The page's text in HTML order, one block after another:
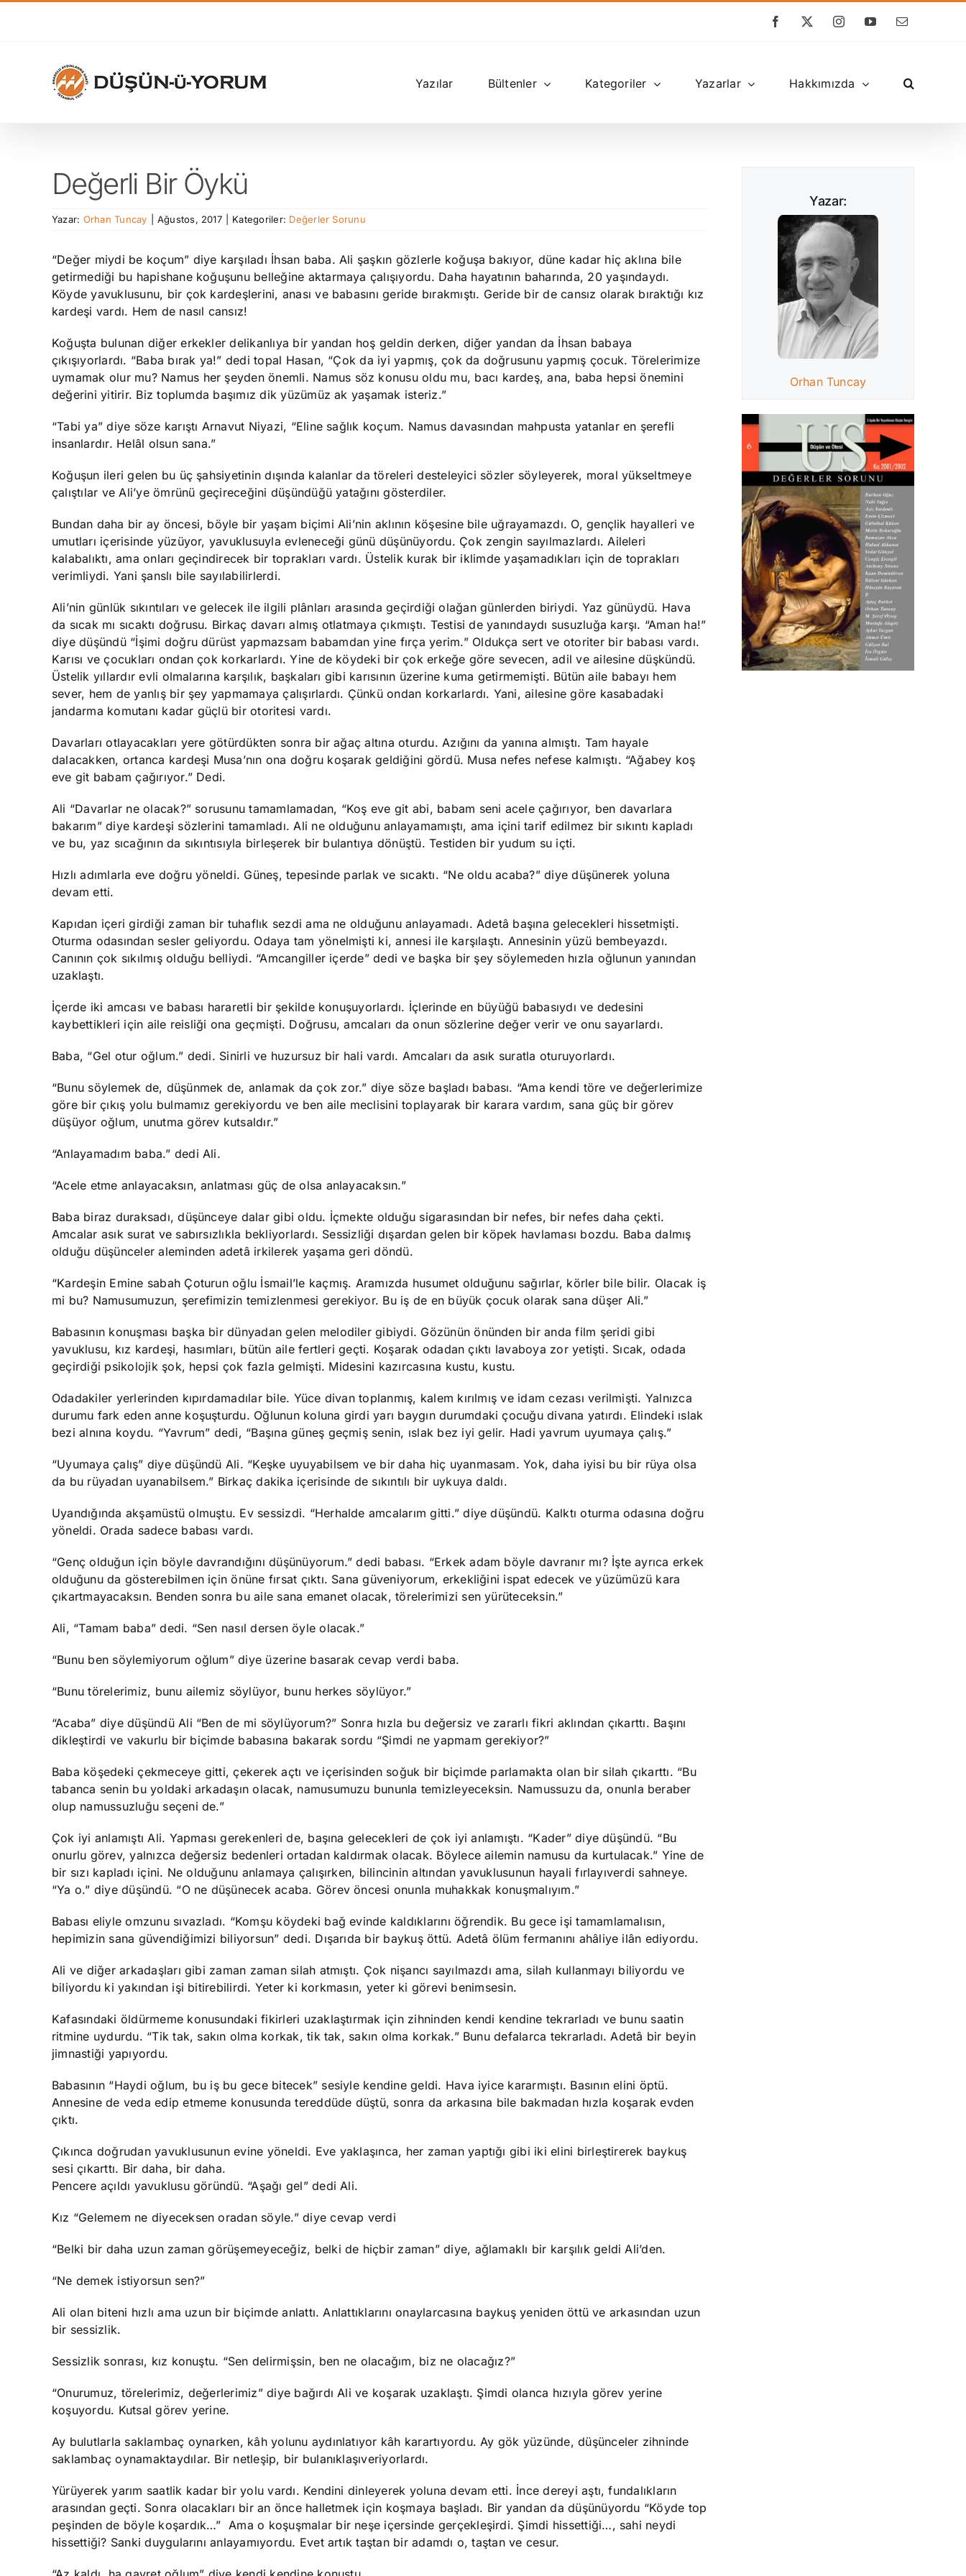
Facebook
X InstagramYouTube
E-
Yazılar Bültenler Kategoriler Yazarlar Hakkımızda
Değerli Bir Öykü
Yazar: Orhan Tuncay Ağustos, 2017 Kategoriler: Değerler Sorunu
“Değer miydi be koçum” diye karşıladı İhsan baba. Ali şaşkın gözlerle koğuşa bakıyor, düne kadar hiç aklına bile
getirmediği bu hapishane koğuşunu belleğine aktarmaya çalışıyordu. Daha hayatının baharında, 20 yaşındaydı.
Köyde yavuklusunu, bir çok kardeşlerini, anası ve babasını geride bırakmıştı. Geride bir de cansız olarak bıraktığı kız
kardeşi vardı. Hem de nasıl cansız!
Koğuşta bulunan diğer erkekler delikanlıya bir yandan hoş geldin derken, diğer yandan da İhsan babaya
çıkışıyorlardı. “Baba bırak ya!” dedi topal Hasan, “Çok da iyi yapmış, çok da doğrusunu yapmış çocuk. Törelerimize
uymamak olur mu? Namus her şeyden önemli. Namus söz konusu oldu mu, bacı kardeş, ana, baba hepsi önemini
değerini yitirir. Biz toplumda başımız dik yüzümüz ak yaşamak isteriz.”
“Tabi ya” diye söze karıştı Arnavut Niyazi, “Eline sağlık koçum. Namus davasından mahpusta yatanlar en şerefli
insanlardır. Helâl olsun sana.”
Koğuşun ileri gelen bu üç şahsiyetinin dışında kalanlar da töreleri desteleyici sözler söyleyerek, moral yükseltmeye
çalıştılar ve Ali’ye ömrünü geçireceğini düşündüğü yatağını gösterdiler.
Bundan daha bir ay öncesi, böyle bir yaşam biçimi Ali’nin aklının köşesine bile uğrayamazdı. O, gençlik hayalleri ve
umutları içerisinde yüzüyor, yavuklusuyla evleneceği günü düşünüyordu. Çok zengin sayılmazlardı. Aileleri
kalabalıktı, ama onları geçindirecek bir toprakları vardı. Üstelik kurak bir iklimde yaşamadıkları için de toprakları
verimliydi. Yani şanslı bile sayılabilirlerdi.
Ali’nin günlük sıkıntıları ve gelecek ile ilgili plânları arasında geçirdiği olağan günlerden biriydi. Yaz günüydü. Hava
da sıcak mı sıcaktı doğrusu. Birkaç davarı almış otlatmaya çıkmıştı. Testisi de yanındaydı susuzluğa karşı. “Aman ha!”
diye düşündü “İşimi doğru dürüst yapmazsam babamdan yine fırça yerim.” Oldukça sert ve otoriter bir babası vardı.
Karısı ve çocukları ondan çok korkarlardı. Yine de köydeki bir çok erkeğe göre sevecen, adil ve ailesine düşkündü.
Üstelik yıllardır evli olmalarına karşılık, başkaları gibi karısının üzerine kuma getirmemişti. Bütün aile babayı hem
sever, hem de yanlış bir şey yapmamaya çalışırlardı. Çünkü ondan korkarlardı. Yani, ailesine göre kasabadaki
jandarma komutanı kadar güçlü bir otoritesi vardı.
Davarları otlayacakları yere götürdükten sonra bir ağaç altına oturdu. Azığını da yanına almıştı. Tam hayale
dalacakken, ortanca kardeşi Musa’nın ona doğru koşarak geldiğini gördü. Musa nefes nefese kalmıştı. “Ağabey koş
eve git babam çağırıyor.” Dedi.
Ali “Davarlar ne olacak?” sorusunu tamamlamadan, “Koş eve git abi, babam seni acele çağırıyor, ben davarlara
bakarım” diye kardeşi sözlerini tamamladı. Ali ne olduğunu anlayamamıştı, ama içini tarif edilmez bir sıkıntı kapladı
ve bu, yaz sıcağının da sıkıntısıyla birleşerek bir bulantıya dönüştü. Testiden bir yudum su içti.
Hızlı adımlarla eve doğru yöneldi. Güneş, tepesinde parlak ve sıcaktı. “Ne oldu acaba?” diye düşünerek yoluna
devam etti.
Kapıdan içeri girdiği zaman bir tuhaflık sezdi ama ne olduğunu anlayamadı. Adetâ başına gelecekleri hissetmişti.
Oturma odasından sesler geliyordu. Odaya tam yönelmişti ki, annesi ile karşılaştı. Annesinin yüzü bembeyazdı.
Canının çok sıkılmış olduğu belliydi. “Amcangiller içerde” dedi ve başka bir şey söylemeden hızla oğlunun yanından
uzaklaştı.
İçerde iki amcası ve babası hararetli bir şekilde konuşuyorlardı. İçlerinde en büyüğü babasıydı ve dedesini
kaybettikleri için aile reisliği ona geçmişti. Doğrusu, amcaları da onun sözlerine değer verir ve onu sayarlardı.
Baba, “Gel otur oğlum.” dedi. Sinirli ve huzursuz bir hali vardı. Amcaları da asık suratla oturuyorlardı.
“Bunu söylemek de, düşünmek de, anlamak da çok zor.” diye söze başladı babası. “Ama kendi töre ve değerlerimize
göre bir çıkış yolu bulmamız gerekiyordu ve ben aile meclisini toplayarak bir karara vardım, sana güç bir görev
düşüyor oğlum, unutma görev kutsaldır.”
“Anlayamadım baba.” dedi Ali.
“Acele etme anlayacaksın, anlatması güç de olsa anlayacaksın.”
Baba biraz duraksadı, düşünceye dalar gibi oldu. İçmekte olduğu sigarasından bir nefes, bir nefes daha çekti.
Amcalar asık surat ve sabırsızlıkla bekliyorlardı. Sessizliği dışardan gelen bir köpek havlaması bozdu. Baba dalmış
olduğu düşünceler aleminden adetâ irkilerek yaşama geri döndü.
“Kardeşin Emine sabah Çoturun oğlu İsmail’le kaçmış. Aramızda husumet olduğunu sağırlar, körler bile bilir. Olacak iş
mi bu? Namusumuzun, şerefimizin temizlenmesi gerekiyor. Bu iş de en büyük çocuk olarak sana düşer Ali.”
Babasının konuşması başka bir dünyadan gelen melodiler gibiydi. Gözünün önünden bir anda film şeridi gibi
yavuklusu, kız kardeşi, hasımları, bütün aile fertleri geçti. Koşarak odadan çıktı lavaboya zor yetişti. Sıcak, odada
geçirdiği psikolojik şok, hepsi çok fazla gelmişti. Midesini kazırcasına kustu, kustu.
Odadakiler yerlerinden kıpırdamadılar bile. Yüce divan toplanmış, kalem kırılmış ve idam cezası verilmişti. Yalnızca
durumu fark eden anne koşuşturdu. Oğlunun koluna girdi yarı baygın durumdaki çocuğu divana yatırdı. Elindeki ıslak
bezi alnına koydu. “Yavrum” dedi, “Başına güneş geçmiş senin, ıslak bez iyi gelir. Hadi yavrum uyumaya çalış.”
“Uyumaya çalış” diye düşündü Ali. “Keşke uyuyabilsem ve bir daha hiç uyanmasam. Yok, daha iyisi bu bir rüya olsa
da bu rüyadan uyanabilsem.” Birkaç dakika içerisinde de sıkıntılı bir uykuya daldı.
Uyandığında akşamüstü olmuştu. Ev sessizdi. “Herhalde amcalarım gitti.” diye düşündü. Kalktı oturma odasına doğru
yöneldi. Orada sadece babası vardı.
“Genç olduğun için böyle davrandığını düşünüyorum.” dedi babası. “Erkek adam böyle davranır mı? İşte ayrıca erkek
olduğunu da gösterebilmen için önüne fırsat çıktı. Sana güveniyorum, erkekliğini ispat edecek ve yüzümüzü kara
çıkartmayacaksın. Benden sonra bu aile sana emanet olacak, törelerimizi sen yürüteceksin.”
Ali, “Tamam baba” dedi. “Sen nasıl dersen öyle olacak.”
“Bunu ben söylemiyorum oğlum” diye üzerine basarak cevap verdi baba.
“Bunu törelerimiz, bunu ailemiz söylüyor, bunu herkes söylüyor.”
“Acaba” diye düşündü Ali “Ben de mi söylüyorum?” Sonra hızla bu değersiz ve zararlı fikri aklından çıkarttı. Başını
dikleştirdi ve vakurlu bir biçimde babasına bakarak sordu “Şimdi ne yapmam gerekiyor?”
Baba köşedeki çekmeceye gitti, çekerek açtı ve içerisinden soğuk bir biçimde parlamakta olan bir silah çıkarttı. “Bu
tabanca senin bu yoldaki arkadaşın olacak, namusumuzu bununla temizleyeceksin. Namussuzu da, onunla beraber
olup namussuzluğu seçeni de.”
Çok iyi anlamıştı Ali. Yapması gerekenleri de, başına gelecekleri de çok iyi anlamıştı. “Kader” diye düşündü. “Bu
onurlu görev, yalnızca değersiz bedenleri ortadan kaldırmak olacak. Böylece ailemin namusu da kurtulacak.” Yine de
bir sızı kapladı içini. Ne olduğunu anlamaya çalışırken, bilincinin altından yavuklusunun hayali fırlayıverdi sahneye.
“Ya o.” diye düşündü. “O ne düşünecek acaba. Görev öncesi onunla muhakkak konuşmalıyım.”
Babası eliyle omzunu sıvazladı. “Komşu köydeki bağ evinde kaldıklarını öğrendik. Bu gece işi tamamlamalısın,
hepimizin sana güvendiğimizi biliyorsun” dedi. Dışarıda bir baykuş öttü. Adetâ ölüm fermanını ahâliye ilân ediyordu.
Ali ve diğer arkadaşları gibi zaman zaman silah atmıştı. Çok nişancı sayılmazdı ama, silah kullanmayı biliyordu ve
biliyordu ki yakından işi bitirebilirdi. Yeter ki korkmasın, yeter ki görevi benimsesin.
Kafasındaki öldürmeme konusundaki fikirleri uzaklaştırmak için zihninden kendi kendine tekrarladı ve bunu saatin
ritmine uydurdu. “Tik tak, sakın olma korkak, tik tak, sakın olma korkak.” Bunu defalarca tekrarladı. Adetâ bir beyin
jimnastiği yapıyordu.
Babasının “Haydi oğlum, bu iş bu gece bitecek” sesiyle kendine geldi. Hava iyice kararmıştı. Basının elini öptü.
Annesine de veda edip etmeme konusunda tereddüde düştü, sonra da arkasına bile bakmadan hızla koşarak evden
çıktı.
Çıkınca doğrudan yavuklusunun evine yöneldi. Eve yaklaşınca, her zaman yaptığı gibi iki elini birleştirerek baykuş
sesi çıkarttı. Bir daha, bir daha.
Pencere açıldı yavuklusu göründü. “Aşağı gel” dedi Ali.
Kız “Gelemem ne diyeceksen oradan söyle.” diye cevap verdi
“Belki bir daha uzun zaman görüşemeyeceğiz, belki de hiçbir zaman” diye, ağlamaklı bir karşılık geldi Ali’den.
“Ne demek istiyorsun sen?”
Ali olan biteni hızlı ama uzun bir biçimde anlattı. Anlattıklarını onaylarcasına baykuş yeniden öttü ve arkasından uzun
bir sessizlik.
Sessizlik sonrası, kız konuştu. “Sen delirmişsin, ben ne olacağım, biz ne olacağız?”
“Onurumuz, törelerimiz, değerlerimiz” diye bağırdı Ali ve koşarak uzaklaştı. Şimdi olanca hızıyla görev yerine
koşuyordu. Kutsal görev yerine.
Ay bulutlarla saklambaç oynarken, kâh yolunu aydınlatıyor kâh karartıyordu. Ay gök yüzünde, düşünceler zihninde
saklambaç oynamaktaydılar. Bir netleşip, bir bulanıklaşıveriyorlardı.
Yürüyerek yarım saatlik kadar bir yolu vardı. Kendini dinleyerek yoluna devam etti. İnce dereyi aştı, fundalıkların
arasından geçti. Sonra olacakları bir an önce halletmek için koşmaya başladı. Bir yandan da düşünüyordu “Köyde top
peşinden de böyle koşardık…” Ama o koşuşmalar bir neşe içersinde gerçekleşirdi. Şimdi hissettiği…, sahi neydi
hissettiği? Sanki duygularını anlayamıyordu. Evet artık taştan bir adamdı o, taştan ve cesur.
Yazar:
Orhan Tuncay